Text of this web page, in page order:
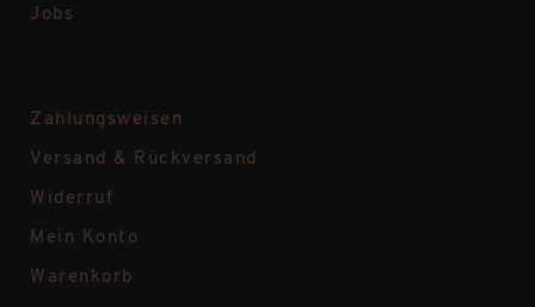
Jobs
Zahlungsweisen
Versand & Rückversand
Widerruf
Mein Konto
Warenkorb